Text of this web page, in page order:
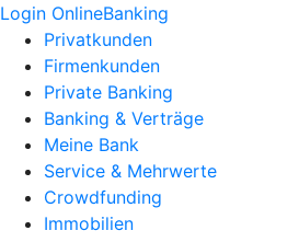
Login OnlineBanking
Privatkunden
Firmenkunden
Private Banking
Banking & Verträge
Meine Bank
Service & Mehrwerte
Crowdfunding
Immobilien